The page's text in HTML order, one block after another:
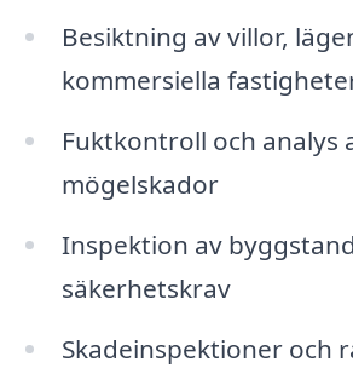
Besiktning av villor,
kommersiella
Fuktkontroll och analys
mögelskador
Inspektion av
säkerhetskrav
Skadeinspektioner och